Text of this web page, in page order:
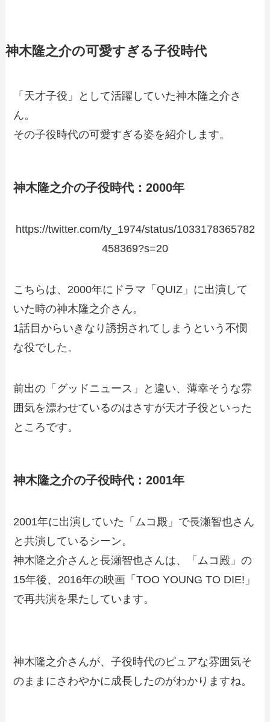
神木隆之介の可愛すぎる子役時代
「天才子役」として活躍していた神木隆之介さ
ん。
その子役時代の可愛すぎる姿を紹介します。
神木隆之介の子役時代：2000年
https://twitter.com/ty_1974/status/1033178365782
458369?s=20
こちらは、2000年にドラマ「QUIZ」に出演して
いた時の神木隆之介さん。
1話目からいきなり誘拐されてしまうという不憫
な役でした。
前出の「グッドニュース」と違い、薄幸そうな雰
囲気を漂わせているのはさすが天才子役といった
ところです。
神木隆之介の子役時代：2001年
2001年に出演していた「ムコ殿」で長瀬智也さん
と共演しているシーン。
神木隆之介さんと長瀬智也さんは、「ムコ殿」の
15年後、2016年の映画「TOO YOUNG TO DIE!」
で再共演を果たしています。
神木隆之介さんが、子役時代のピュアな雰囲気そ
のままにさわやかに成長したのがわかりますね。